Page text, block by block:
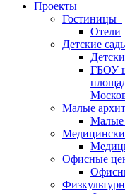
Проекты
Гостиницы
Отели
Детские
ГБОУ
Малые
Малые
Офисные